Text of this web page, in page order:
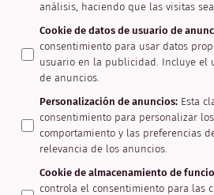
análisis, haciendo que las visitas
Cookie de datos de usuario de
consentimiento para usar datos
usuario en la publicidad. Incluye el
de anuncios.
Personalización de anuncios: Esta
consentimiento para personalizar
comportamiento y las preferencias
relevancia de los anuncios.
Cookie de almacenamiento de
controla el consentimiento para las